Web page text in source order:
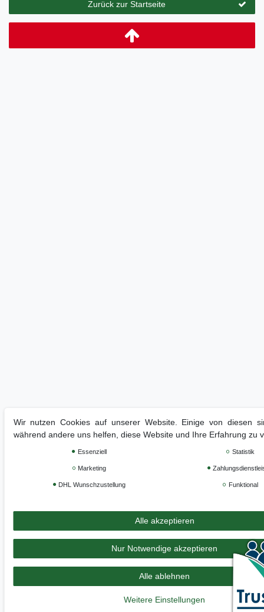
Zurück zur Startseite
Wir nutzen Cookies auf unserer Website. Einige von diesen
während andere uns helfen, diese Website und Ihre Erfahrung zu
Essenziell Statistik
Marketing
DHL Wunschzustellung Funktional
Alle akzeptieren
Nur Notwendige akzeptieren
Alle ablehnen
Weitere Einstellungen